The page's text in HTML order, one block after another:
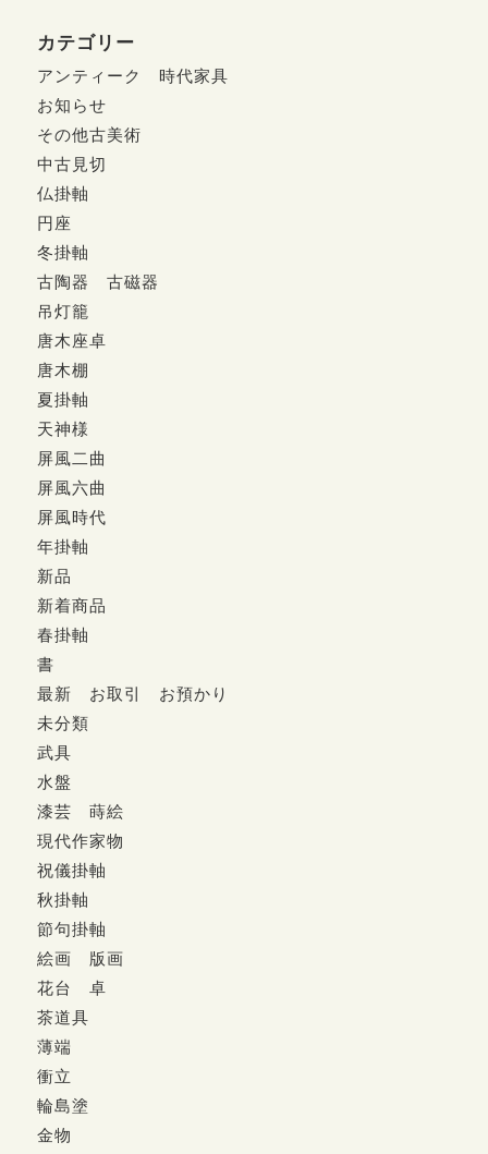
カテゴリー
アンティーク 時代家具
お知らせ
その他古美術
中古見切
仏掛軸
円座
冬掛軸
古陶器 古磁器
吊灯籠
唐木座卓
唐木棚
夏掛軸
天神様
屏風二曲
屏風六曲
屏風時代
年掛軸
新品
新着商品
春掛軸
書
最新 お取引 お預かり
未分類
武具
水盤
漆芸 蒔絵
現代作家物
祝儀掛軸
秋掛軸
節句掛軸
絵画 版画
花台 卓
茶道具
薄端
衝立
輪島塗
金物